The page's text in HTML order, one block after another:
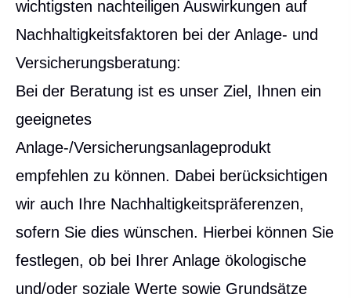
wichtigsten nachteiligen Auswirkungen auf
Nachhaltigkeitsfaktoren bei der Anlage- und
Versicherungsberatung:
Bei der Beratung ist es unser Ziel, Ihnen ein
geeignetes
Anlage-/Versicherungsanlageprodukt
empfehlen zu können. Dabei berücksichtigen
wir auch Ihre Nachhaltigkeitspräferenzen,
sofern Sie dies wün­schen. Hierbei können Sie
festlegen, ob bei Ihrer Anlage ökologische
und/oder soziale Werte sowie Grundsätze